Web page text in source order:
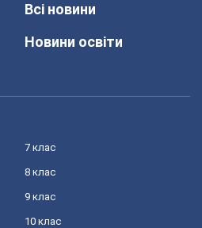
Всі новини
Новини освіти
7 клас
8 клас
9 клас
10 клас